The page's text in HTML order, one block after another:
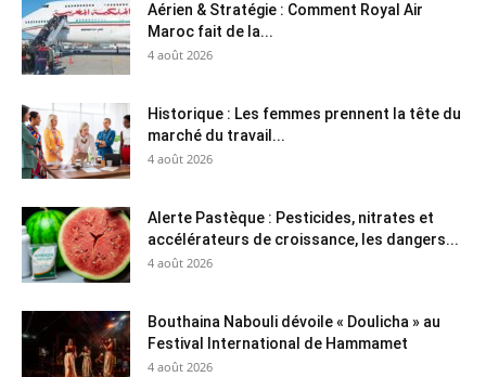
Aérien & Stratégie : Comment Royal Air
Maroc fait de la...
4 août 2026
Historique : Les femmes prennent la tête du
marché du travail...
4 août 2026
Alerte Pastèque : Pesticides, nitrates et
accélérateurs de croissance, les dangers...
4 août 2026
Bouthaina Nabouli dévoile « Doulicha » au
Festival International de Hammamet
4 août 2026